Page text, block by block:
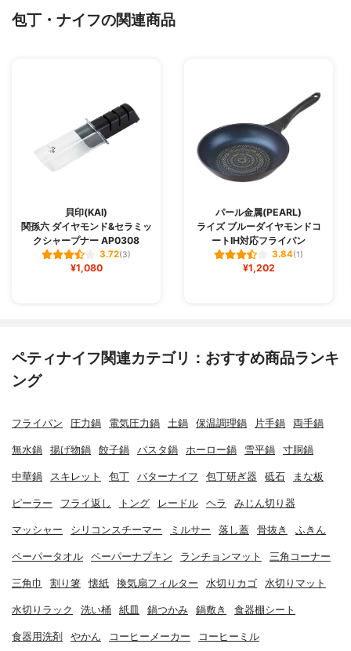
包丁・ナイフの関連商品
貝印(KAI)
関孫六 ダイヤモンド&セラミッ
クシャープナー AP0308
3.72(3)
¥1,080
パール金属(PEARL)
ライズ ブルーダイヤモンドコ
ートIH対応フライパン
3.84(1)
¥1,202
ペティナイフ関連カテゴリ：おすすめ商品ランキ
ング
フライパン 圧力鍋 電気圧力鍋 土鍋 保温調理鍋 片手鍋 両手鍋
無水鍋 揚げ物鍋 餃子鍋 パスタ鍋 ホーロー鍋 雪平鍋 寸胴鍋
中華鍋 スキレット 包丁 バターナイフ 包丁研ぎ器 砥石 まな板
ピーラー フライ返し トング レードル ヘラ みじん切り器
マッシャー シリコンスチーマー ミルサー 落し蓋 骨抜き ふきん
ペーパータオル ペーパーナプキン ランチョンマット 三角コーナー
三角巾 割り箸 懐紙 換気扇フィルター 水切りカゴ 水切りマット
水切りラック 洗い桶 紙皿 鍋つかみ 鍋敷き 食器棚シート
食器用洗剤 やかん コーヒーメーカー コーヒーミル